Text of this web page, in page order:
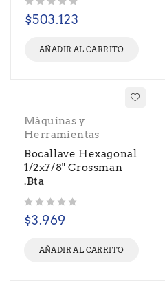
$503.123
AÑADIR AL CARRITO
Máquinas y
Herramientas
Bocallave Hexagonal
1/2x7/8" Crossman
.Bta
$3.969
AÑADIR AL CARRITO